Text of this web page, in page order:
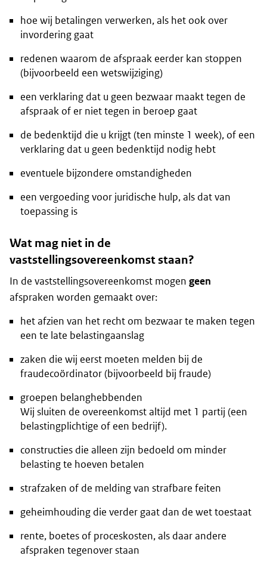
hoe wij betalingen verwerken, als het ook over
invordering gaat
redenen waarom de afspraak eerder kan stoppen
(bijvoorbeeld een wetswijziging)
een verklaring dat u geen bezwaar maakt tegen de
afspraak of er niet tegen in beroep gaat
de bedenktijd die u krijgt (ten minste 1 week), of een
verklaring dat u geen bedenktijd nodig hebt
eventuele bijzondere omstandigheden
een vergoeding voor juridische hulp, als dat van
toepassing is
Wat mag niet in de
vaststellingsovereenkomst staan?
In de vaststellingsovereenkomst mogen geen
afspraken worden gemaakt over:
het afzien van het recht om bezwaar te maken tegen
een te late belastingaanslag
zaken die wij eerst moeten melden bij de
fraudecoördinator (bijvoorbeeld bij fraude)
groepen belanghebbenden
Wij sluiten de overeenkomst altijd met 1 partij (een
belastingplichtige of een bedrijf).
constructies die alleen zijn bedoeld om minder
belasting te hoeven betalen
strafzaken of de melding van strafbare feiten
geheimhouding die verder gaat dan de wet toestaat
rente, boetes of proceskosten, als daar andere
afspraken tegenover staan